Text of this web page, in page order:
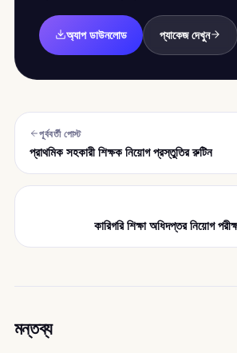
অ্যাপ ডাউনলোড প্যাকেজ দেখুন
পূর্ববর্তী পোস্ট
প্রাথমিক সহকারী শিক্ষক নিয়োগ প্রস্তুতির রুটিন
কারিগরি শিক্ষা অধিদপ্তর নিয়োগ
মন্তব্য